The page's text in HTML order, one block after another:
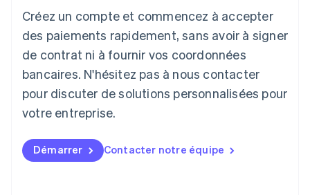
Créez un compte et commencez à accepter
des paiements rapidement, sans avoir à signer
de contrat ni à fournir vos coordonnées
bancaires. N'hésitez pas à nous contacter
pour discuter de solutions personnalisées pour
votre entreprise.
Démarrer Contacter notre équipe
Lettonie
English
Liechtenstein
DeutschEnglish
Lituanie
Luxembourg
FrançaisDeutschEnglish
English简体中文
Malte